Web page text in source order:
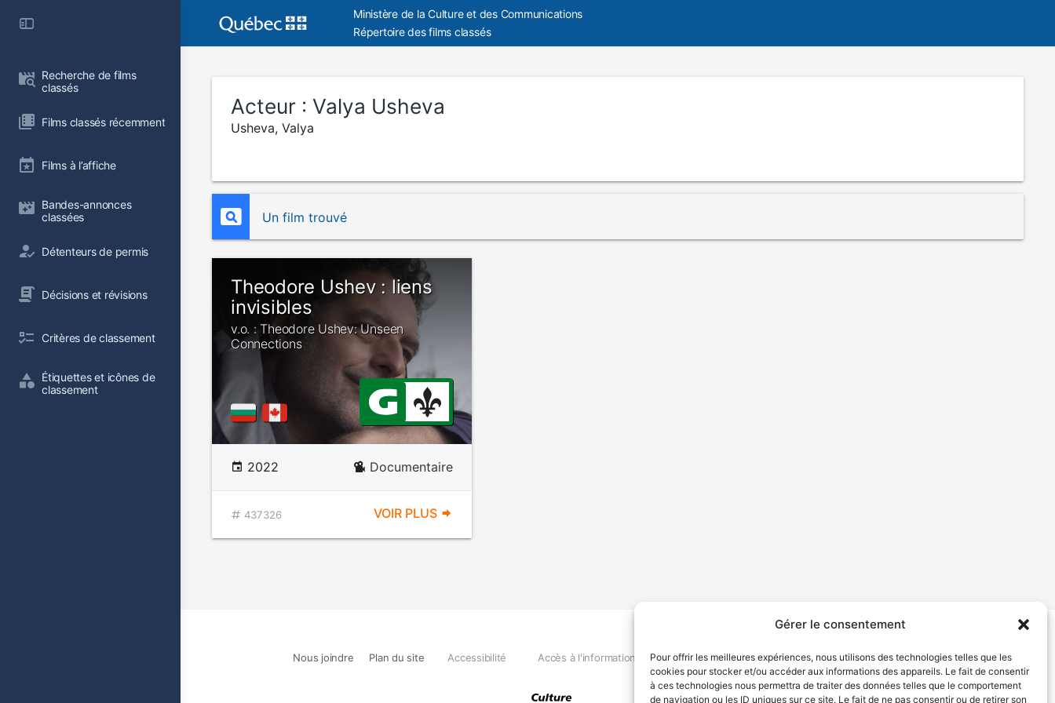
Gérer le consentement
Pour offrir les meilleures expériences, nous utilisons des technologies telles que les
cookies pour stocker et/ou accéder aux informations des appareils. Le fait de consentir
à ces technologies nous permettra de traiter des données telles que le comportement
de navigation ou les ID uniques sur ce site. Le fait de ne pas consentir ou de retirer son
Recherche de films
classés
Films classés récemment
Films à l’affiche
Bandes-annonces
classées
Détenteurs de permis
Décisions et révisions
Critères de classement
Étiquettes et icônes de
classement
Ministère de la Culture et des Communications
Répertoire des films classés
Acteur : Valya Usheva
Usheva, Valya
Un film trouvé
Theodore Ushev : liens
invisibles
v.o. : Theodore Ushev: Unseen
Connections
2022 Documentaire
437326 VOIR PLUS
Nous joindre Plan du site Accessibilité Accès à l'information Déclaration de services Politique de confidentialité